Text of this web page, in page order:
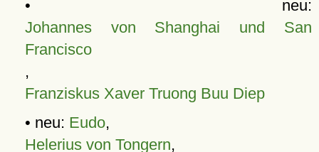
• neu:
Johannes von Shanghai und San
Francisco
,
Franziskus Xaver Truong Buu Diep
• neu: Eudo,
Helerius von Tongern,